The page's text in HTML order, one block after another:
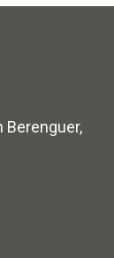
Berenguer,